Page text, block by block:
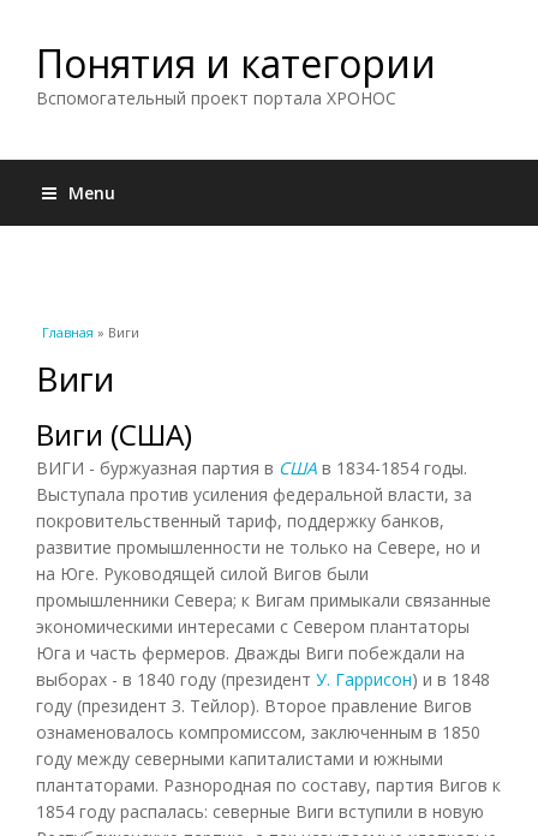
Понятия и категории
Вспомогательный проект портала ХРОНОС
Menu
Вы здесь
Главная » Виги
Виги
Виги (США)
ВИГИ - буржуазная партия в США в 1834-1854 годы.
Выступала против усиления федеральной власти, за
покровительственный тариф, поддержку банков,
развитие промышленности не только на Севере, но и
на Юге. Руководящей силой Вигов были
промышленники Севера; к Вигам примыкали связанные
экономическими интересами с Севером плантаторы
Юга и часть фермеров. Дважды Виги побеждали на
выборах - в 1840 году (президент У. Гаррисон) и в 1848
году (президент З. Тейлор). Второе правление Вигов
ознаменовалось компромиссом, заключенным в 1850
году между северными капиталистами и южными
плантаторами. Разнородная по составу, партия Вигов к
1854 году распалась: северные Виги вступили в новую